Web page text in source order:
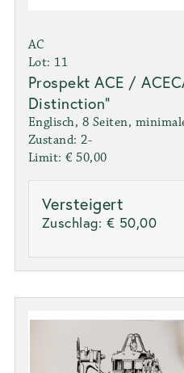
AC
Lot: 11
Prospekt ACE /
Distinction"
Englisch, 8 Seiten,
Zustand: 2-
Limit: € 50,00
Versteigert
Zuschlag: € 50,00